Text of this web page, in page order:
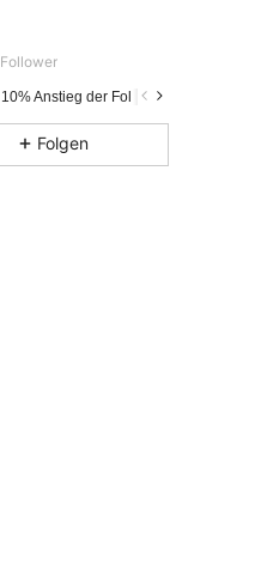
Follower
10% Anstieg der Follower
Folgen